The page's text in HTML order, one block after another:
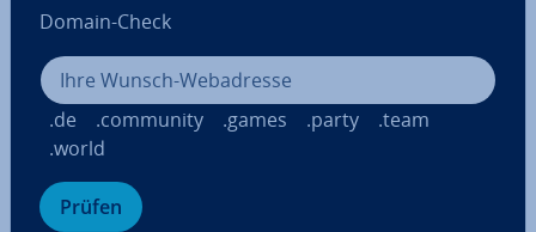
Domain-Check
.de .community .games .party
.team
.world
Prüfen